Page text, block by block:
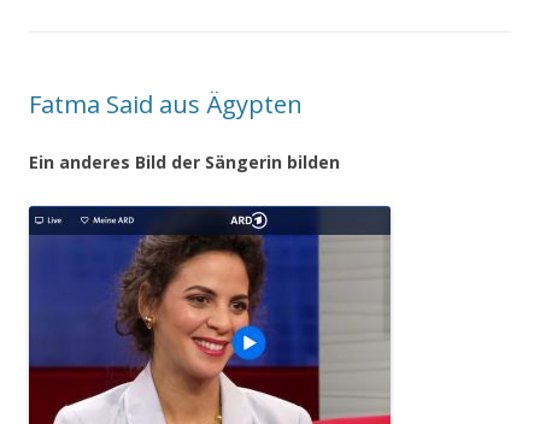
Fatma Said aus Ägypten
Ein anderes Bild der Sängerin bilden